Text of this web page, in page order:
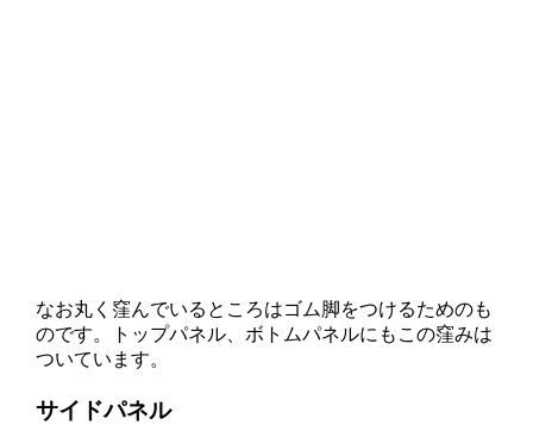
なお丸く窪んでいるところはゴム脚をつけるためのも
のです。トップパネル、ボトムパネルにもこの窪みは
ついています。
サイドパネル